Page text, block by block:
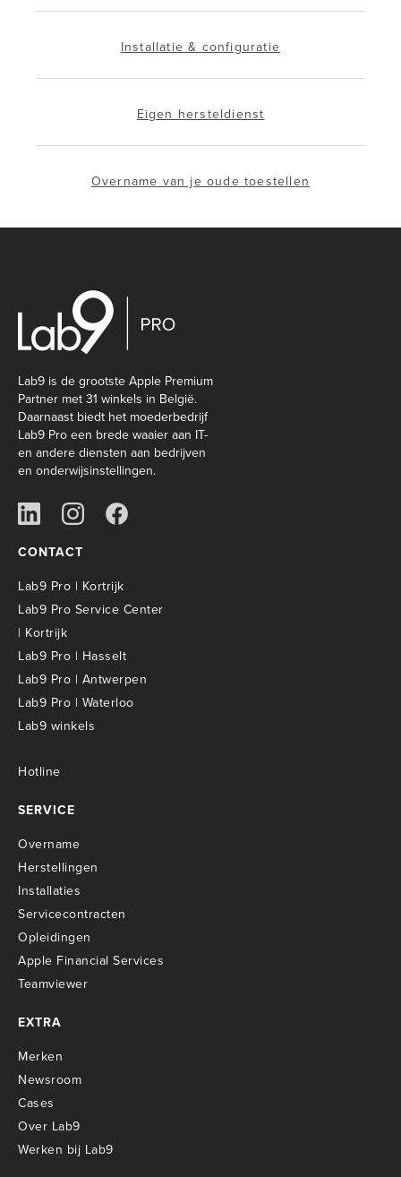
Installatie & configuratie
Eigen hersteldienst
Overname van je oude toestellen
Lab9 is de grootste Apple Premium
Partner met 31 winkels in België.
Daarnaast biedt het moederbedrijf
Lab9 Pro een brede waaier aan IT-
en andere diensten aan bedrijven
en onderwijsinstellingen.
CONTACT
Lab9 Pro | Kortrijk
Lab9 Pro Service Center
| Kortrijk
Lab9 Pro | Hasselt
Lab9 Pro | Antwerpen
Lab9 Pro | Waterloo
Lab9 winkels
Hotline
SERVICE
Overname
Herstellingen
Installaties
Servicecontracten
Opleidingen
Apple Financial Services
Teamviewer
EXTRA
Merken
Newsroom
Cases
Over Lab9
Werken bij Lab9